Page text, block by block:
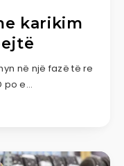
karikim
në një fazë të re
po e…